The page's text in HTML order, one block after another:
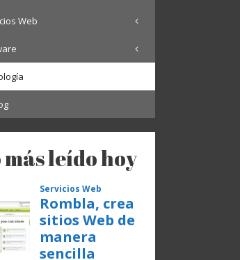
Web
más leído hoy